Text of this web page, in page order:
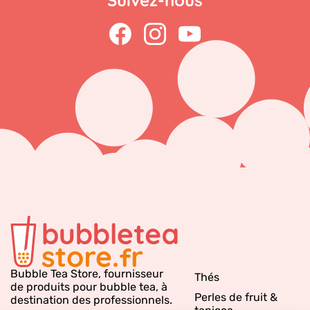
Bubble Tea Store, fournisseur
de produits pour bubble tea, à
destination des professionnels.
Thés
Perles de fruit &